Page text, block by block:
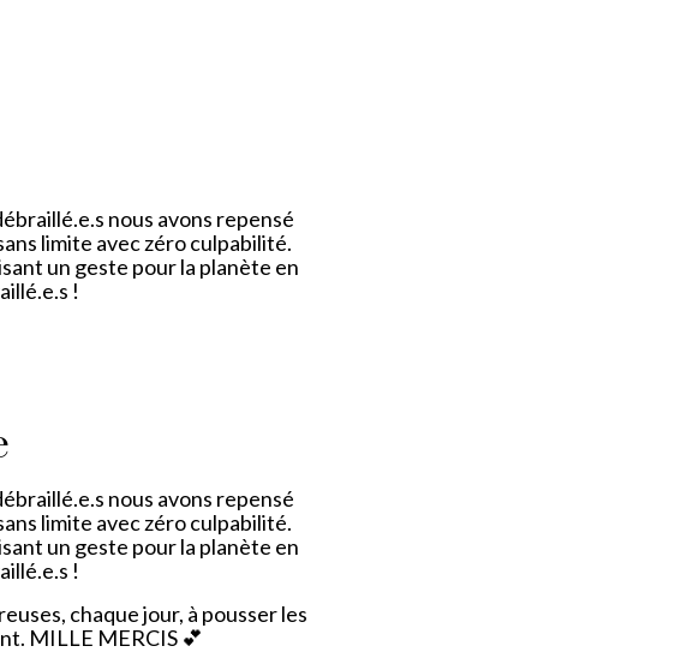
nous avons repensé
limite avec zéro culpabilité.
un geste pour la planète en
!
nous avons repensé
limite avec zéro culpabilité.
un geste pour la planète en
!
chaque jour, à pousser les
MILLE MERCIS 💕